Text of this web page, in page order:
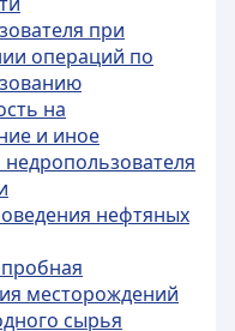
при
операций по
на
и иное
нефтяных
месторождений
сырья